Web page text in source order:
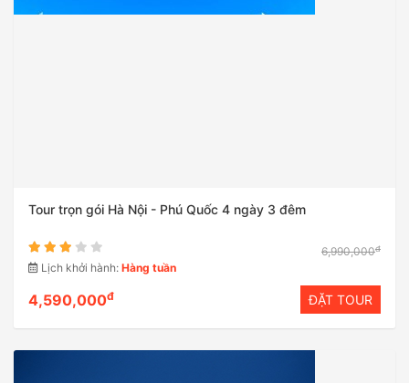
Tour trọn gói Hà Nội - Phú Quốc 4 ngày 3 đêm
6,990,000đ
Lịch khởi hành: Hàng tuần
4,590,000đ ĐẶT TOUR